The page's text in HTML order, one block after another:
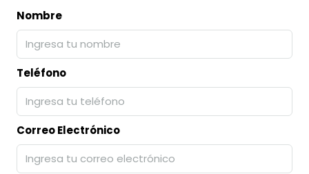
Nombre
Teléfono
Correo Electrónico